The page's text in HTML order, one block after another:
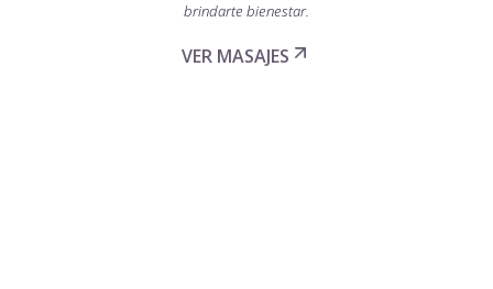
brindarte bienestar.
VER MASAJES